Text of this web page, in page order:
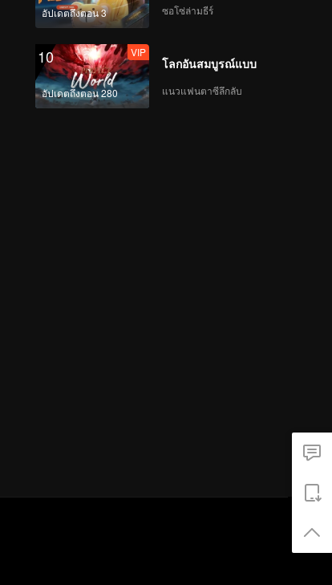
อัปเดตถึงตอน 3 ซอโซ่ล่ามธีร์
10
อัปเดตถึงตอน 280
VIP
โลกอันสมบูรณ์แบบ
แนวแฟนตาซีลึกลับ